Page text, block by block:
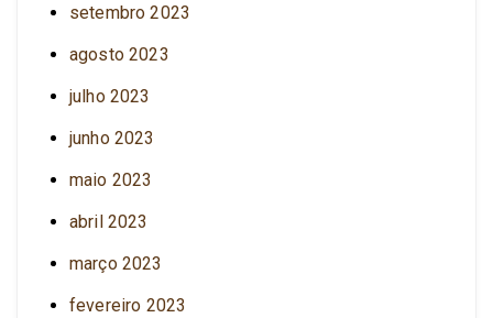
setembro 2023
agosto 2023
julho 2023
junho 2023
maio 2023
abril 2023
março 2023
fevereiro 2023